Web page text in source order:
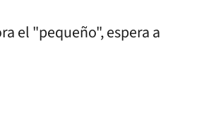
el "pequeño", espera a